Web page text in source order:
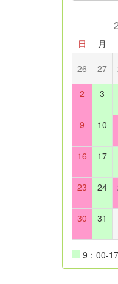
日 月
26 27
2 3
9 10
16 17
23 24
30 31
9：00-